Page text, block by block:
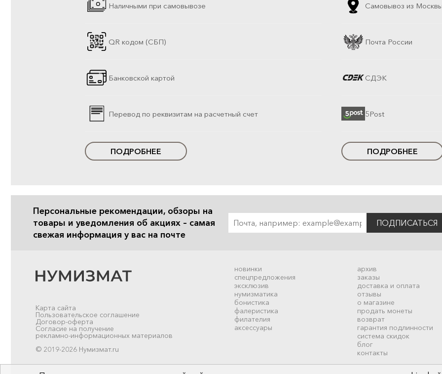
Наличными при самовывозе
QR кодом (СБП)
Банковской картой
Перевод по реквизитам на расчетный счет
ПОДРОБНЕЕ
Самовывоз из
Почта России
СДЭК
5Post
ПОДРОБНЕЕ
Персональные рекомендации, обзоры на
товары и уведомления об акциях – самая
свежая информация у вас на почте
ПОДПИСАТЬСЯ
новинки
спецпредложения
эксклюзив
нумизматика
бонистика
фалеристика
филателия
аксессуары
архив
заказы
доставка и оплата
отзывы
о магазине
продать монеты
возврат
гарантия подлинности
система скидок
блог
контакты
Карта сайта
Пользовательское соглашение
Договор-оферта
Согласие на получение
рекламно-информационных материалов
© 2019-2026 Нумизмат.ru